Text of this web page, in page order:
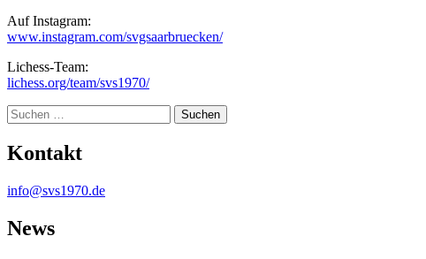
Auf Instagram:
www.instagram.com/svgsaarbruecken/
Lichess-Team:
lichess.org/team/svs1970/
Suche
Kontakt
info@svs1970.de
News